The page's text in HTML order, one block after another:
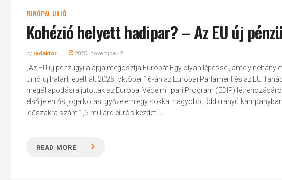
EURÓPAI UNIÓ
Kohézió helyett hadipar? – Az EU új
by redaktor 2025. november 2.
„Az EU új pénzügyi alapja megosztja Európát Egy olyan lépéssel, amely néhány
Unió új határt lépett át. 2025. október 16-án az Európai Parlament és az EU
megállapodásra jutottak az Európai Védelmi Ipari Program (EDIP)
első jelentős jogalkotási győzelem egy sokkal nagyobb, többirányú
időszakra szánt 1,5 milliárd eurós kezdeti...
READ MORE